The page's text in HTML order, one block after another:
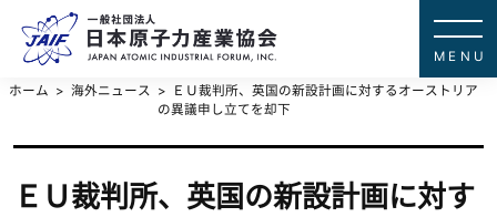
ホーム 海外ニュース
ＥＵ裁判所、英国の新設計画に対するオーストリア
の異議申し立てを却下
ＥＵ裁判所、英国の新設計画に対す